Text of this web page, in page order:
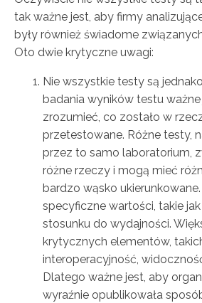
tak ważne jest, aby firmy
były również świadome
Oto dwie krytyczne uwagi:
Nie wszystkie testy są
badania wyników testu
zrozumieć, co zostało w
przetestowane. Różne testy,
przez to samo laboratorium,
różne rzeczy i mogą mieć
bardzo wąsko
specyficzne wartości, takie
stosunku do wydajności.
krytycznych elementów,
interoperacyjność,
Dlatego ważne jest, aby
wyraźnie opublikowała